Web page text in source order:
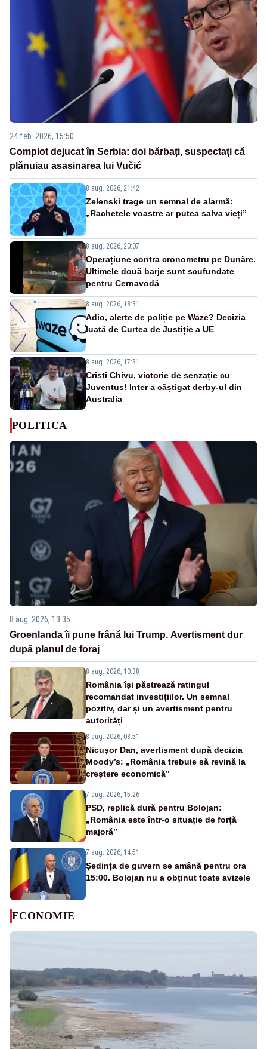
24 feb. 2026, 15:50
Complot dejucat în Serbia: doi bărbați, suspectați că
plănuiau asasinarea lui Vučić
8 aug. 2026, 21:42
Zelenski trage un semnal de alarmă:
„Rachetele voastre ar putea salva vieți”
8 aug. 2026, 20:07
Operațiune contra cronometru pe Dunăre.
Ultimele două barje sunt scufundate
pentru Cernavodă
8 aug. 2026, 18:31
Adio, alerte de poliție pe Waze? Decizia
luată de Curtea de Justiție a UE
8 aug. 2026, 17:31
Cristi Chivu, victorie de senzație cu
Juventus! Inter a câștigat derby-ul din
Australia
POLITICA
8 aug. 2026, 13:35
Groenlanda îi pune frână lui Trump. Avertisment dur
după planul de foraj
8 aug. 2026, 10:38
România își păstrează ratingul
recomandat investițiilor. Un semnal
pozitiv, dar și un avertisment pentru
autorități
8 aug. 2026, 08:51
Nicușor Dan, avertisment după decizia
Moody’s: „România trebuie să revină la
creștere economică”
7 aug. 2026, 15:26
PSD, replică dură pentru Bolojan:
„România este într-o situație de forță
majoră”
7 aug. 2026, 14:51
Ședința de guvern se amână pentru ora
15:00. Bolojan nu a obținut toate avizele
ECONOMIE